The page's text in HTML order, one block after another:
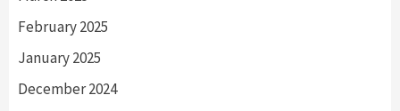
February 2025
January 2025
December 2024